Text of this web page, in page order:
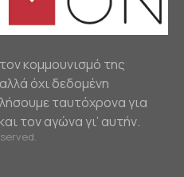
κομμουνισμό της
όχι δεδομένη
ταυτόχρονα για
τον αγώνα γι’ αυτήν.